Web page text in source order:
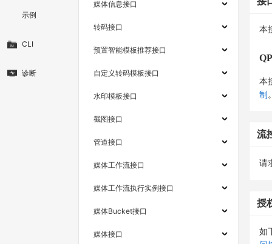
示例
CLI
诊断
媒体信息接口
转码接口
预置智能模板推荐接口
自定义转码模板接口
水印模板接口
截图接口
管道接口
媒体工作流接口
媒体工作流执行实例接口
媒体Bucket接口
媒体接口
本
本
制
流
请
授
如